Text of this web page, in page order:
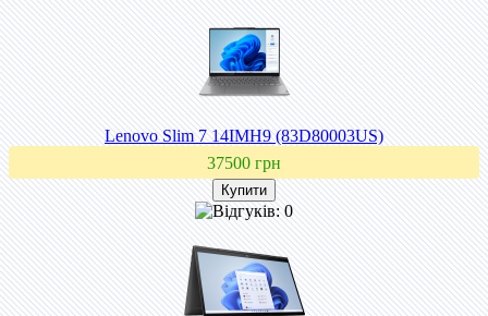
Lenovo Slim 7 14IMH9 (83D80003US)
37500 грн